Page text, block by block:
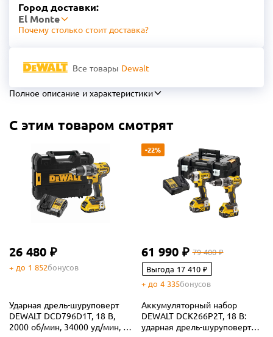
Город доставки:
El Monte
Почему столько стоит доставка?
Все товары Dewalt
Полное описание и характеристики
С этим товаром смотрят
26 480 ₽
+ до 1 852бонусов
Ударная дрель-шуруповерт
DEWALT DCD796D1T, 18 В,
2000 об/мин, 34000 уд/мин, с
-22%
61 990 ₽ 79 400 ₽
Выгода 17 410 ₽
+ до 4 335бонусов
Аккумуляторный набор
DEWALT DCK266P2T, 18 В:
ударная дрель-шуруповерт